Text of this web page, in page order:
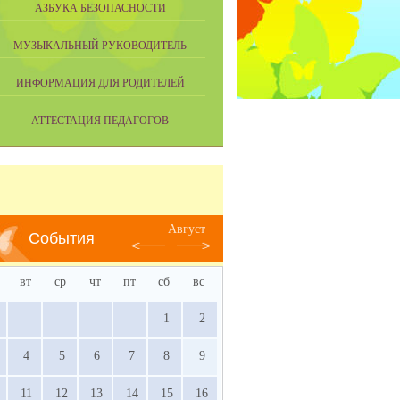
АЗБУКА БЕЗОПАСНОСТИ
МУЗЫКАЛЬНЫЙ РУКОВОДИТЕЛЬ
ИНФОРМАЦИЯ ДЛЯ РОДИТЕЛЕЙ
АТТЕСТАЦИЯ ПЕДАГОГОВ
События
Август
вт ср чт пт сб вс
1 2
4 5 6 7 8 9
11 12 13 14 15 16